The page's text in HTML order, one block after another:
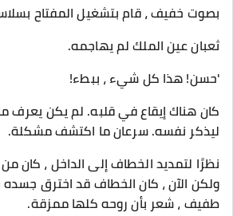
بصوت خفيف ، قام بتشغيل المفتاح
ثعبان عين الملك لم يهاجمه.
'حسن! هذا كل شيء ، ببطء!
كان هناك إيقاع في قلبه. لم يكن يعرف ما
ليذكر نفسه. سرعان ما اكتشف مشكلة.
نظرًا لتمديد الخطاف إلى الداخل ، كان
ولكن الآن ، كان الخطاف قد اخترق
طفيف ، شعر بأن روحه كلها ممزقة.